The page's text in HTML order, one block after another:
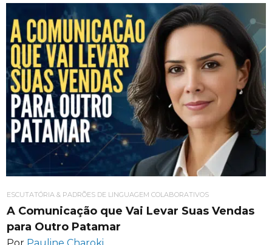
ESCUTATÓRIA & PADRÕES DE LINGUAGEM COLABORATIVOS
A Comunicação que Vai Levar Suas Vendas
para Outro Patamar